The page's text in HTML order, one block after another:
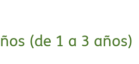
(de 1 a 3 años)